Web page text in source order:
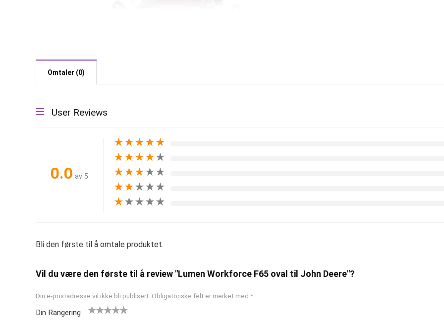
Omtaler (0)
User Reviews
0.0 av 5
★★★★★
★★★★★
★★★★★
★★★★★
★★★★★
Bli den første til å omtale produktet.
Vil du være den første til å review "Lumen Workforce F65 oval til John Deere"?
Din e-postadresse vil ikke bli publisert. Obligatoriske felt er merket med *
Din Rangering